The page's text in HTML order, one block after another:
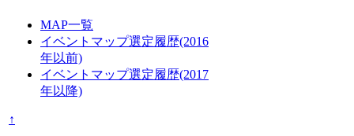
MAP一覧
イベントマップ選定履歴(2016
年以前)
イベントマップ選定履歴(2017
年以降)
↑